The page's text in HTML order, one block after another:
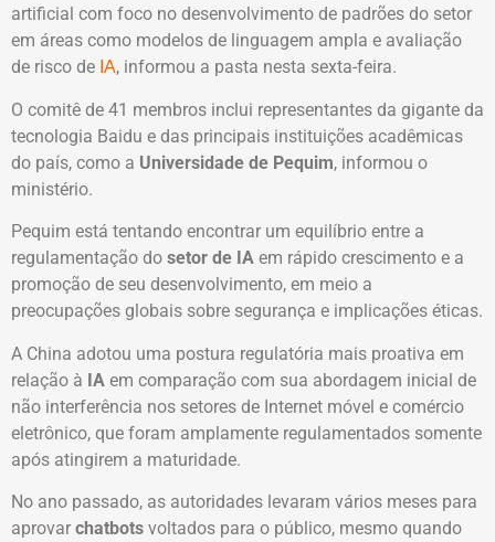
artificial com foco no desenvolvimento de padrões do setor
em áreas como modelos de linguagem ampla e avaliação
de risco de IA, informou a pasta nesta sexta-feira.
O comitê de 41 membros inclui representantes da gigante da
tecnologia Baidu e das principais instituições acadêmicas
do país, como a Universidade de Pequim, informou o
ministério.
Pequim está tentando encontrar um equilíbrio entre a
regulamentação do setor de IA em rápido crescimento e a
promoção de seu desenvolvimento, em meio a
preocupações globais sobre segurança e implicações éticas.
A China adotou uma postura regulatória mais proativa em
relação à IA em comparação com sua abordagem inicial de
não interferência nos setores de Internet móvel e comércio
eletrônico, que foram amplamente regulamentados somente
após atingirem a maturidade.
No ano passado, as autoridades levaram vários meses para
aprovar chatbots voltados para o público, mesmo quando